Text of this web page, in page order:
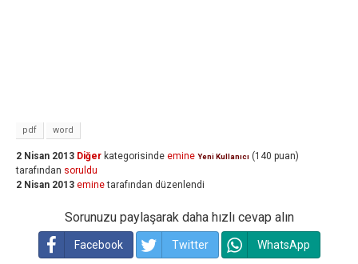
pdf word
2 Nisan 2013 Diğer kategorisinde emine Yeni Kullanıcı (140 puan)
tarafından soruldu
2 Nisan 2013 eminetarafından düzenlendi
Sorunuzu paylaşarak daha hızlı cevap alın
Facebook Twitter WhatsApp